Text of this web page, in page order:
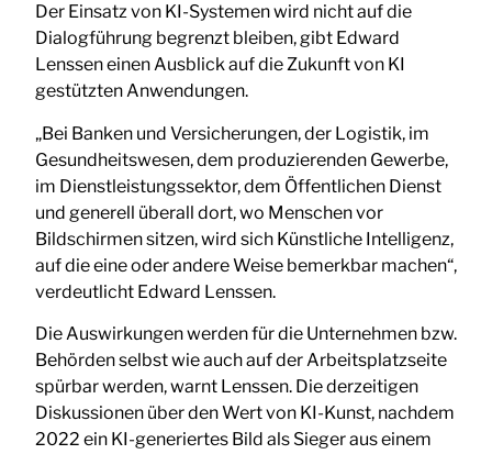
Der Einsatz von KI-Systemen wird nicht auf die
Dialogführung begrenzt bleiben, gibt Edward
Lenssen einen Ausblick auf die Zukunft von KI
gestützten Anwendungen.
„Bei Banken und Versicherungen, der Logistik, im
Gesundheitswesen, dem produzierenden Gewerbe,
im Dienstleistungssektor, dem Öffentlichen Dienst
und generell überall dort, wo Menschen vor
Bildschirmen sitzen, wird sich Künstliche Intelligenz,
auf die eine oder andere Weise bemerkbar machen“,
verdeutlicht Edward Lenssen.
Die Auswirkungen werden für die Unternehmen bzw.
Behörden selbst wie auch auf der Arbeitsplatzseite
spürbar werden, warnt Lenssen. Die derzeitigen
Diskussionen über den Wert von KI-Kunst, nachdem
2022 ein KI-generiertes Bild als Sieger aus einem